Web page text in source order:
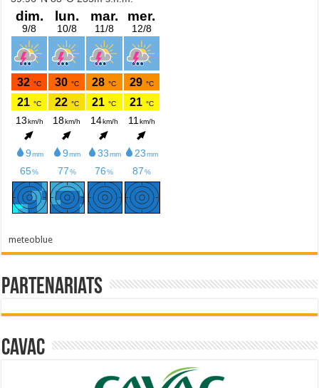
meteoblue
Partenariats
Cavac